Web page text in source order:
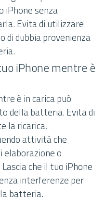
iPhone senza
Evita di utilizzare
dubbia provenienza
iPhone mentre è
è in carica può
della batteria. Evita di
la ricarica,
attività che
elaborazione o
che il tuo iPhone
interferenze per
batteria.